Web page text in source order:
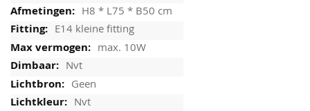
H8 * L75 * B50 cm
E14 kleine fitting
max. 10W
Nvt
Geen
Nvt